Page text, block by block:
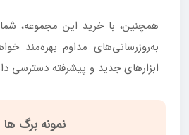
همچنین، با خرید این مجموعه،
به‌روزرسانی‌های مداوم بهره‌مند
ابزارهای جدید و پیشرفته دسترسی
نمونه برگ ها